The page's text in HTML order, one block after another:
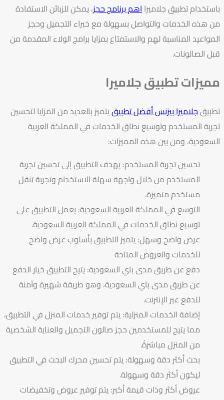
باستخدام تطبيق جلاميرااهم برنامج حجز، يمكن للزبائن الاستفادة
من هذه الخدمات والتواصل بسهولة مع خبراء التجميل وحجز
المواعيد المناسبة لهم والاستمتاع بمزايا برامج الولاء المقدمة من
قبل الصالونات.
مميزات تطبيق جلاميرا
تطبيقجلاميرا بيزنس أفضل تطبيقيتميز بالعديد من المزايا لتحسين
تجربة المستخدم وتوسيع نطاق الخدمات في المملكة العربية
السعودية، ومن بين هذه المميزات:
تحسين تجربة المستخدم: يهدف التطبيق إلى تحسين تجربة
المستخدم من خلال واجهة سهلة الاستخدام وتجربة تنقل
مستخدم متميزة.
التوسع في المملكة العربية السعودية: يعمل التطبيق على
توسيع نطاق الخدمات في المملكة العربية السعودية.
عرض واضح وسهل: يتميز التطبيق بأسلوب عرض واضح
للخدمات والعروض المتاحة
دفع عن طريق مدى باي السعودية: يتيح التطبيق خيار الدفع
عن طريق مدى باي السعودية، وهو طريقة شهيرة وآمنة
للدفع عبر الإنترنت.
إضافة الخدمات المنزلية: يتم توفير خدمات المنزل في التطبيق،
مما يتيح للمستخدمين حجز صالون التجميل والعناية الشخصية
من المنزل مباشرةً.
بحث أكثر دقة وسهولة: يتم تحسين محرك البحث في التطبيق
ليكون أكثر دقة وسهولة.
عروض أكثر وذات قيمة أكبر: يتم توفير عروض وتخفيضات